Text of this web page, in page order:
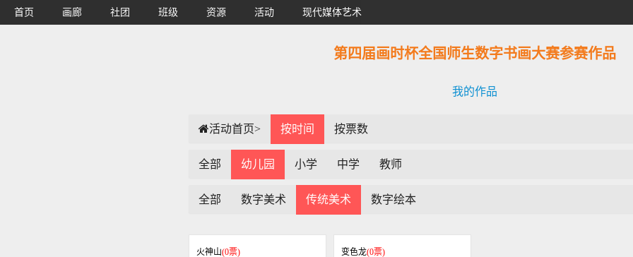
首页 画廊 社团 班级 资源 活动 现代媒体艺术
第四届画时杯全国师生数字书画大赛参赛作品
我的作品
活动首页> 按时间 按票数
全部 幼儿园 小学 中学 教师
全部 数字美术 传统美术 数字绘本
火神山(0票) 变色龙(0票)